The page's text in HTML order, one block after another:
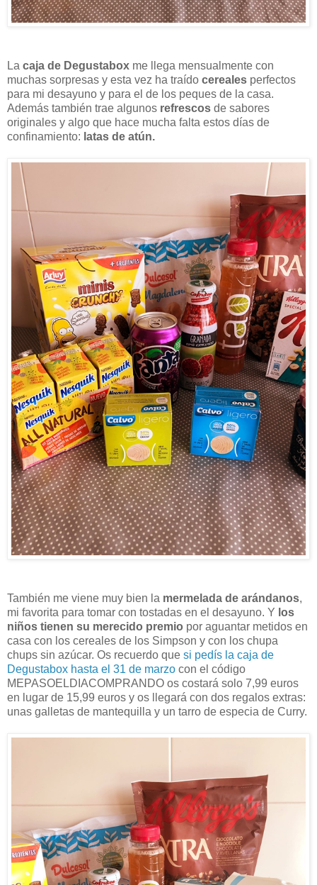
La caja de Degustabox me llega mensualmente con
muchas sorpresas y esta vez ha traído cereales perfectos
para mi desayuno y para el de los peques de la casa.
Además también trae algunos refrescos de sabores
originales y algo que hace mucha falta estos días de
confinamiento: latas de atún.
También me viene muy bien la mermelada de arándanos,
mi favorita para tomar con tostadas en el desayuno. Y los
niños tienen su merecido premio por aguantar metidos en
casa con los cereales de los Simpson y con los chupa
chups sin azúcar. Os recuerdo que si pedís la caja de
Degustabox hasta el 31 de marzo con el código
MEPASOELDIACOMPRANDO os costará solo 7,99 euros
en lugar de 15,99 euros y os llegará con dos regalos extras:
unas galletas de mantequilla y un tarro de especia de Curry.